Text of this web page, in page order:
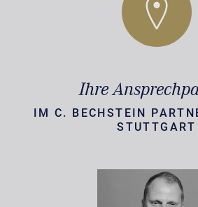
Ihre
IM C. BECHSTEIN
STUTTGART